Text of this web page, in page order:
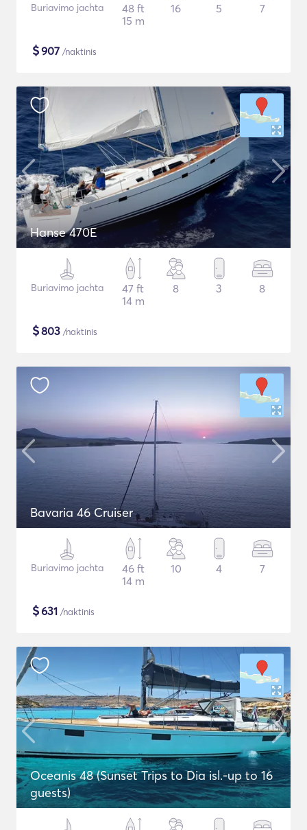
Buriavimo jachta
48 ft
15 m
16 5 7
$907 /naktinis
Hanse 470E
Buriavimo jachta
47 ft
14 m
8 3 8
$803 /naktinis
Bavaria 46 Cruiser
Buriavimo jachta
46 ft
14 m
10 4 7
$631 /naktinis
Oceanis 48 (Sunset Trips to Dia isl.-up to 16
guests)